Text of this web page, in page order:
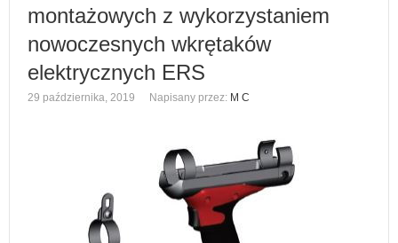
montażowych z wykorzystaniem
nowoczesnych wkrętaków
elektrycznych ERS
29 października, 2019 Napisany przez: M C